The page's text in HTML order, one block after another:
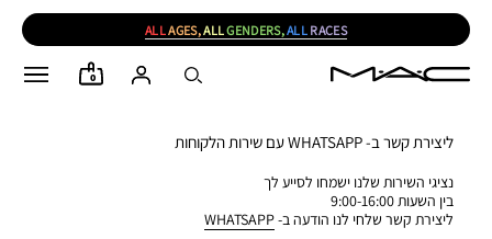
ALLAGES,ALLGENDERS,ALL RACES
0
ליצירת קשר ב- WHATSAPP עם שירות הלקוחות
נציגי השירות שלנו ישמחו לסייע לך
בין השעות 9:00-16:00
ליצירת קשר שלחי לנו הודעה ב-WHATSAPP